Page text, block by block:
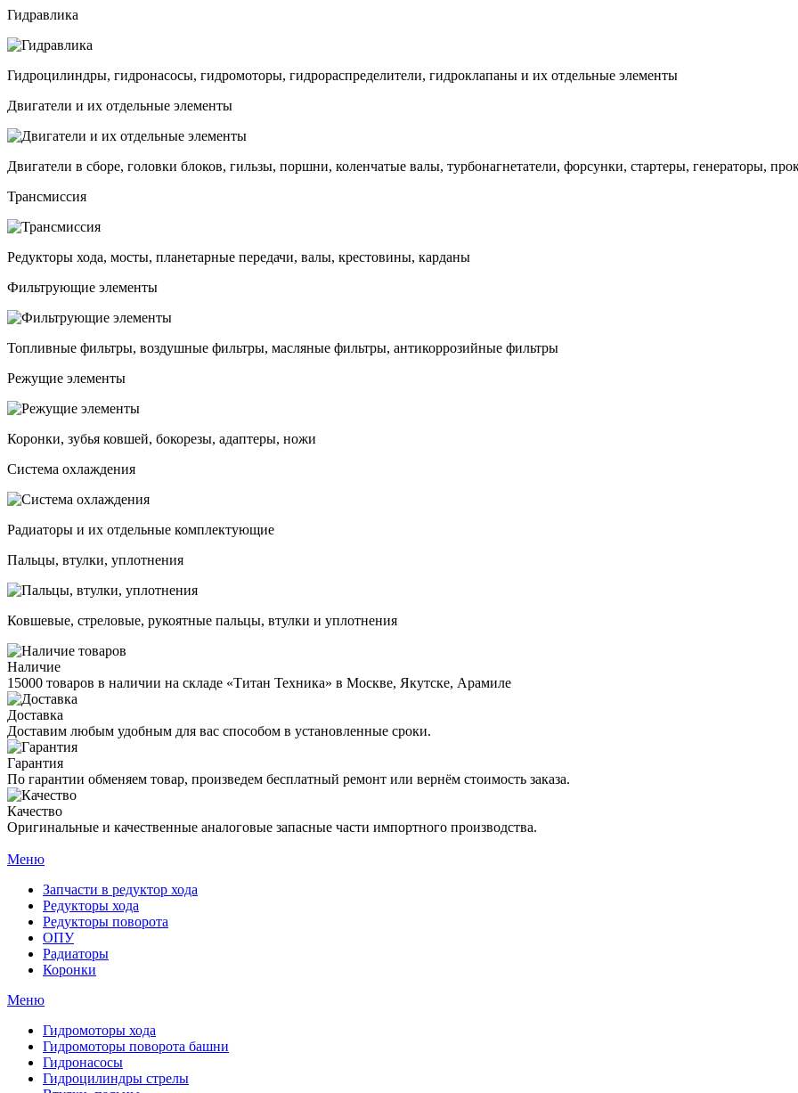
Гидравлика
Гидроцилиндры, гидронасосы, гидромоторы, гидрораспределители, гидроклапаны и их отдельные элементы
Двигатели и их отдельные элементы
Двигатели в сборе, головки блоков, гильзы, поршни, коленчатые валы, турбонагнетатели, форсунки, стартеры, генераторы,
Трансмиссия
Редукторы хода, мосты, планетарные передачи, валы, крестовины, карданы
Фильтрующие элементы
Топливные фильтры, воздушные фильтры, масляные фильтры, антикоррозийные фильтры
Режущие элементы
Коронки, зубья ковшей, бокорезы, адаптеры, ножи
Система охлаждения
Радиаторы и их отдельные комплектующие
Пальцы, втулки, уплотнения
Ковшевые, стреловые, рукоятные пальцы, втулки и уплотнения
Наличие
15000 товаров в наличии на складе «Титан Техника» в Москве, Якутске, Арамиле
Доставка
Доставим любым удобным для вас способом в установленные сроки.
Гарантия
По гарантии обменяем товар, произведем бесплатный ремонт или вернём стоимость заказа.
Качество
Оригинальные и качественные аналоговые запасные части импортного производства.
Меню
Запчасти в редуктор хода
Редукторы хода
Редукторы поворота
ОПУ
Радиаторы
Коронки
Меню
Гидромоторы хода
Гидромоторы поворота башни
Гидронасосы
Гидроцилиндры стрелы